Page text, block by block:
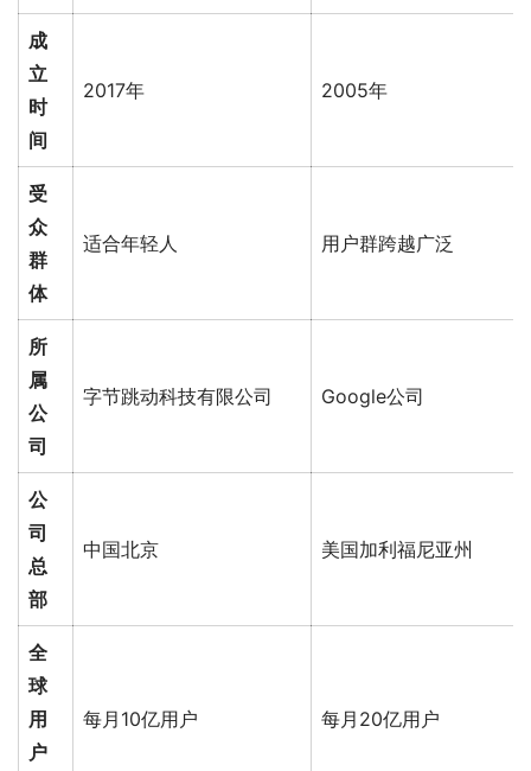
成
立
时
间
2017年 2005年
受
众
群
体
适合年轻人 用户群跨越广泛
所
属
公
司
字节跳动科技有限公司 Google公司
公
司
总
部
中国北京 美国加利福尼亚州
全
球
用
户
每月10亿用户 每月20亿用户